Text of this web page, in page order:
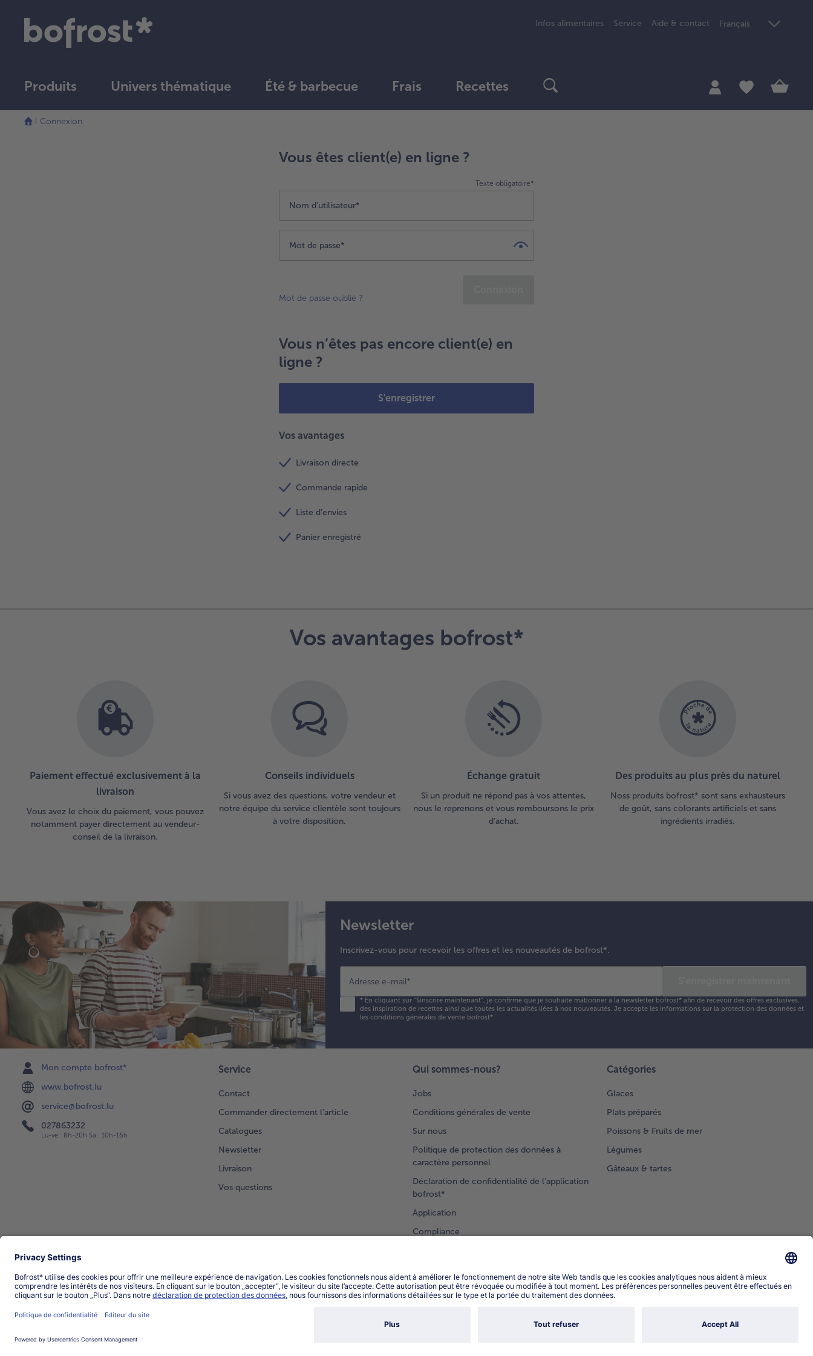
Infos alimentaires Service Aide & contact Français
Produits Univers thématique Été & barbecue Frais Recettes
Connexion
Vous êtes client(e) en ligne ?
Texte obligatoire*
Mot de passe oublié ?
Vous n’êtes pas encore client(e) en
ligne ?
S'enregistrer
Vos avantages
Livraison directe
Commande rapide
Liste d’envies
Panier enregistré
Vos avantages bofrost*
Paiement effectué exclusivement à la
livraison
Vous avez le choix du paiement, vous pouvez
notamment payer directement au vendeur-
conseil de la livraison.
Conseils individuels
Si vous avez des questions, votre vendeur et
notre équipe du service clientèle sont toujours
à votre disposition.
Échange gratuit
Si un produit ne répond pas à vos attentes,
nous le reprenons et vous remboursons le prix
d'achat.
Des produits au plus près du naturel
Noss produits bofrost* sont sans exhausteurs
de goût, sans colorants artificiels et sans
ingrédients irradiés.
Newsletter
Inscrivez-vous pour recevoir les offres et les nouveautés de bofrost*.
Adresse e-mail*
*En cliquant sur "Sinscrire maintenant", je confirme que je souhaite mabonner à la newsletter bofrost* afin de recevoir des offres exclusives,
des inspiration de recettes ainsi que toutes les actualités liées à nos nouveautés. Je accepte les informations sur la protection des données et
les conditions générales de vente bofrost*.
Mon compte bofrost*
www.bofrost.lu
service@bofrost.lu
027863232
Lu-ve : 8h-20h Sa : 10h-16h
Service
Contact
Commander directement l’article
Catalogues
Newsletter
Livraison
Vos questions
Qui sommes-nous?
Jobs
Conditions générales de vente
Sur nous
Politique de protection des données à
caractère personnel
Déclaration de confidentialité de l'application
bofrost*
Application
Compliance
Catégories
Glaces
Plats préparés
Poissons & Fruits de mer
Légumes
Gâteaux & tartes